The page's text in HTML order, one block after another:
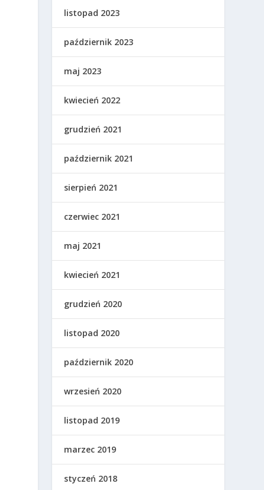
listopad 2023
październik 2023
maj 2023
kwiecień 2022
grudzień 2021
październik 2021
sierpień 2021
czerwiec 2021
maj 2021
kwiecień 2021
grudzień 2020
listopad 2020
październik 2020
wrzesień 2020
listopad 2019
marzec 2019
styczeń 2018